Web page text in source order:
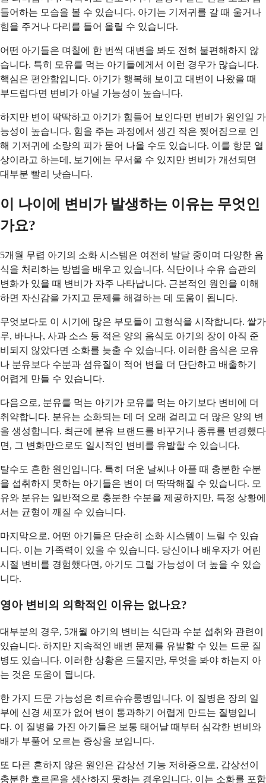
들어하는 모습을 볼 수 있습니다. 아기는 기저귀를 갈 때 울거나
힘을 주거나 다리를 들어 올릴 수 있습니다.
어떤 아기들은 며칠에 한 번씩 대변을 봐도 전혀 불편해하지 않
습니다. 특히 모유를 먹는 아기들에게서 이런 경우가 많습니다.
핵심은 편안함입니다. 아기가 행복해 보이고 대변이 나왔을 때
부드럽다면 변비가 아닐 가능성이 높습니다.
하지만 변이 딱딱하고 아기가 힘들어 보인다면 변비가 원인일 가
능성이 높습니다. 힘을 주는 과정에서 생긴 작은 찢어짐으로 인
해 기저귀에 소량의 피가 묻어 나올 수도 있습니다. 이를 항문 열
상이라고 하는데, 보기에는 무서울 수 있지만 변비가 개선되면
대부분 빨리 낫습니다.
이 나이에 변비가 발생하는 이유는 무엇인
가요?
5개월 무렵 아기의 소화 시스템은 여전히 발달 중이며 다양한 음
식을 처리하는 방법을 배우고 있습니다. 식단이나 수유 습관의
변화가 있을 때 변비가 자주 나타납니다. 근본적인 원인을 이해
하면 자신감을 가지고 문제를 해결하는 데 도움이 됩니다.
무엇보다도 이 시기에 많은 부모들이 고형식을 시작합니다. 쌀가
루, 바나나, 사과 소스 등 적은 양의 음식도 아기의 장이 아직 준
비되지 않았다면 소화를 늦출 수 있습니다. 이러한 음식은 모유
나 분유보다 수분과 섬유질이 적어 변을 더 단단하고 배출하기
어렵게 만들 수 있습니다.
다음으로, 분유를 먹는 아기가 모유를 먹는 아기보다 변비에 더
취약합니다. 분유는 소화되는 데 더 오래 걸리고 더 많은 양의 변
을 생성합니다. 최근에 분유 브랜드를 바꾸거나 종류를 변경했다
면, 그 변화만으로도 일시적인 변비를 유발할 수 있습니다.
탈수도 흔한 원인입니다. 특히 더운 날씨나 아플 때 충분한 수분
을 섭취하지 못하는 아기들은 변이 더 딱딱해질 수 있습니다. 모
유와 분유는 일반적으로 충분한 수분을 제공하지만, 특정 상황에
서는 균형이 깨질 수 있습니다.
마지막으로, 어떤 아기들은 단순히 소화 시스템이 느릴 수 있습
니다. 이는 가족력이 있을 수 있습니다. 당신이나 배우자가 어린
시절 변비를 경험했다면, 아기도 그럴 가능성이 더 높을 수 있습
니다.
영아 변비의 의학적인 이유는 없나요?
대부분의 경우, 5개월 아기의 변비는 식단과 수분 섭취와 관련이
있습니다. 하지만 지속적인 배변 문제를 유발할 수 있는 드문 질
병도 있습니다. 이러한 상황은 드물지만, 무엇을 봐야 하는지 아
는 것은 도움이 됩니다.
한 가지 드문 가능성은 히르슈슈룽병입니다. 이 질병은 장의 일
부에 신경 세포가 없어 변이 통과하기 어렵게 만드는 질병입니
다. 이 질병을 가진 아기들은 보통 태어날 때부터 심각한 변비와
배가 부풀어 오르는 증상을 보입니다.
또 다른 흔하지 않은 원인은 갑상선 기능 저하증으로, 갑상선이
충분한 호르몬을 생산하지 못하는 경우입니다. 이는 소화를 포함